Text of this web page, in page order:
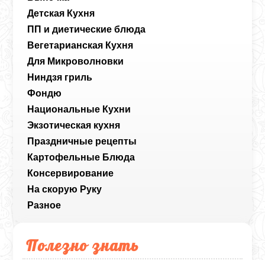
Детская Кухня
ПП и диетические блюда
Вегетарианская Кухня
Для Микроволновки
Ниндзя гриль
Фондю
Национальные Кухни
Экзотическая кухня
Праздничные рецепты
Картофельные Блюда
Консервирование
На скорую Руку
Разное
Полезно знать